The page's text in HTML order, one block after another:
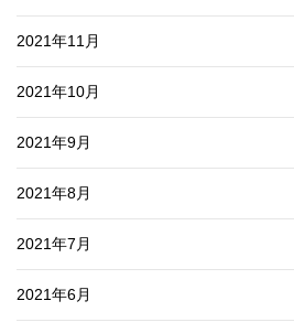
2021年11月
2021年10月
2021年9月
2021年8月
2021年7月
2021年6月